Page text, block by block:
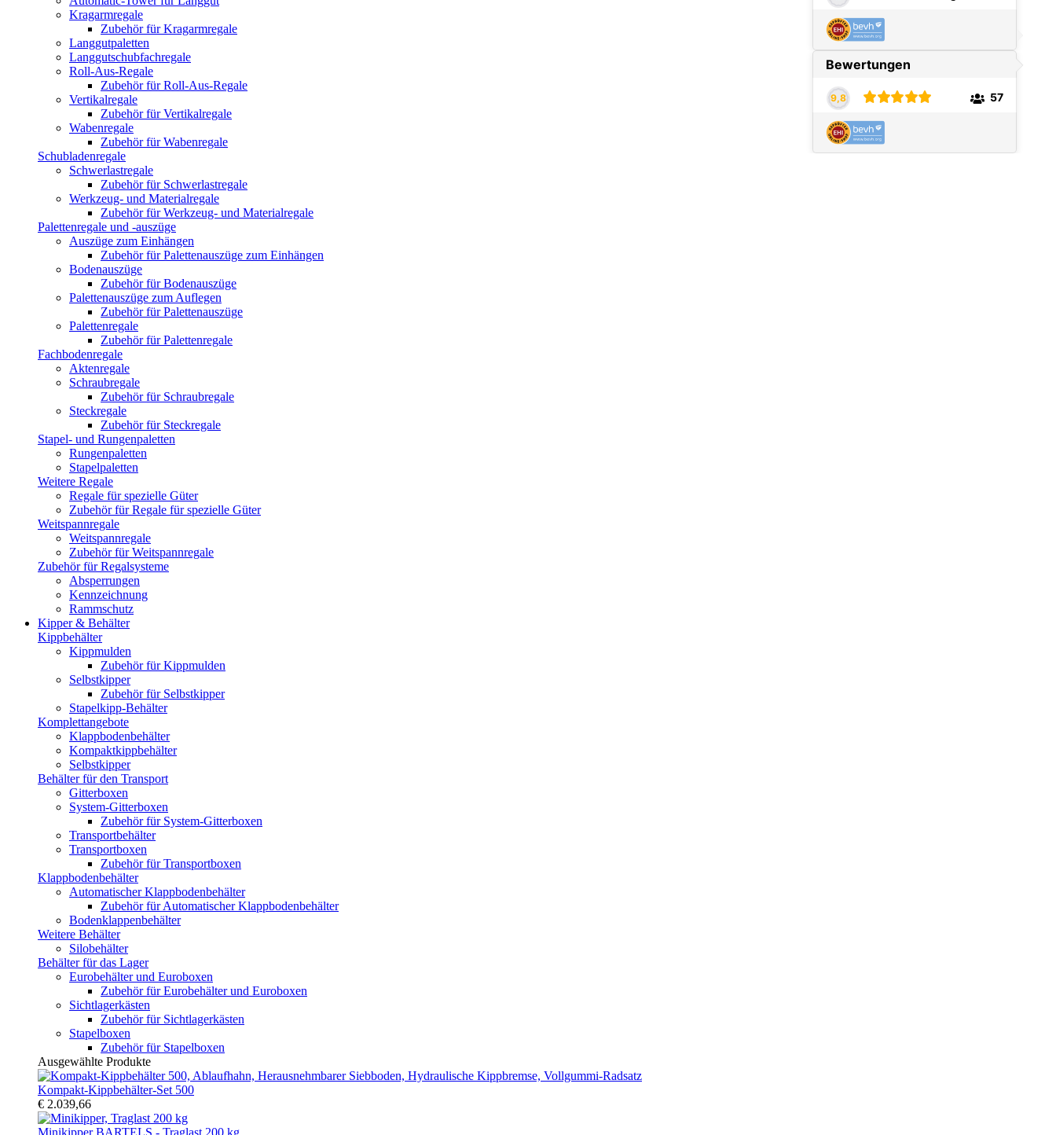
Kragarmregale
Zubehör für Kragarmregale
Langgutpaletten
Langgutschubfachregale
Roll-Aus-Regale
Zubehör für Roll-Aus-Regale
Vertikalregale
Zubehör für Vertikalregale
Wabenregale
Zubehör für Wabenregale
Schubladenregale
Schwerlastregale
Zubehör für Schwerlastregale
Werkzeug- und Materialregale
Zubehör für Werkzeug- und Materialregale
Palettenregale und -auszüge
Auszüge zum Einhängen
Zubehör für Palettenauszüge zum Einhängen
Bodenauszüge
Zubehör für Bodenauszüge
Palettenauszüge zum Auflegen
Zubehör für Palettenauszüge
Palettenregale
Zubehör für Palettenregale
Fachbodenregale
Aktenregale
Schraubregale
Zubehör für Schraubregale
Steckregale
Zubehör für Steckregale
Stapel- und Rungenpaletten
Rungenpaletten
Stapelpaletten
Weitere Regale
Regale für spezielle Güter
Zubehör für Regale für spezielle Güter
Weitspannregale
Weitspannregale
Zubehör für Weitspannregale
Zubehör für Regalsysteme
Absperrungen
Kennzeichnung
Rammschutz
Kipper & Behälter
Kippbehälter
Kippmulden
Zubehör für Kippmulden
Selbstkipper
Zubehör für Selbstkipper
Stapelkipp-Behälter
Komplettangebote
Klappbodenbehälter
Kompaktkippbehälter
Selbstkipper
Behälter für den Transport
Gitterboxen
System-Gitterboxen
Zubehör für System-Gitterboxen
Transportbehälter
Transportboxen
Zubehör für Transportboxen
Klappbodenbehälter
Automatischer Klappbodenbehälter
Zubehör für Automatischer Klappbodenbehälter
Bodenklappenbehälter
Weitere Behälter
Silobehälter
Behälter für das Lager
Eurobehälter und Euroboxen
Zubehör für Eurobehälter und Euroboxen
Sichtlagerkästen
Zubehör für Sichtlagerkästen
Stapelboxen
Zubehör für Stapelboxen
Ausgewählte Produkte
Kompakt-Kippbehälter-Set 500
€ 2.039,66
Minikipper BARTELS - Traglast 200 kg